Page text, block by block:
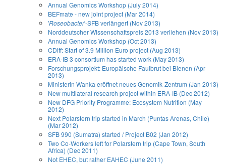
Annual Genomics Workshop (July 2014)
BEFmate - new joint project (Mar 2014)
'Roseobacter'-SFB verlängert (Nov 2013)
Norddeutscher Wissenschaftspreis 2013 verliehen (Nov 2013)
Annual Genomics Workshop (Oct 2013)
CDiff: Start of 3.9 Million Euro project (Aug 2013)
ERA-IB 3 consortium has started work (May 2013)
Forschungsprojekt: Europäische Faulbrut bei Bienen (Apr
2013)
Ministerin Wanka eröffnet neues Genomik-Zentrum (Jan 2013)
New multilateral research project within ERA-IB (Dec 2012)
New DFG Priority Programme: Ecosystem Nutrition (May
2012)
Next Polarstern trip started in March (Puntas Arenas, Chile)
(Mar 2012)
SFB 990 (Sumatra) started / Project B02 (Jan 2012)
Two Co-Workers left for Polarstern trip (Cape Town, South
Africa) (Dec 2011)
Not EHEC, but rather EAHEC (June 2011)